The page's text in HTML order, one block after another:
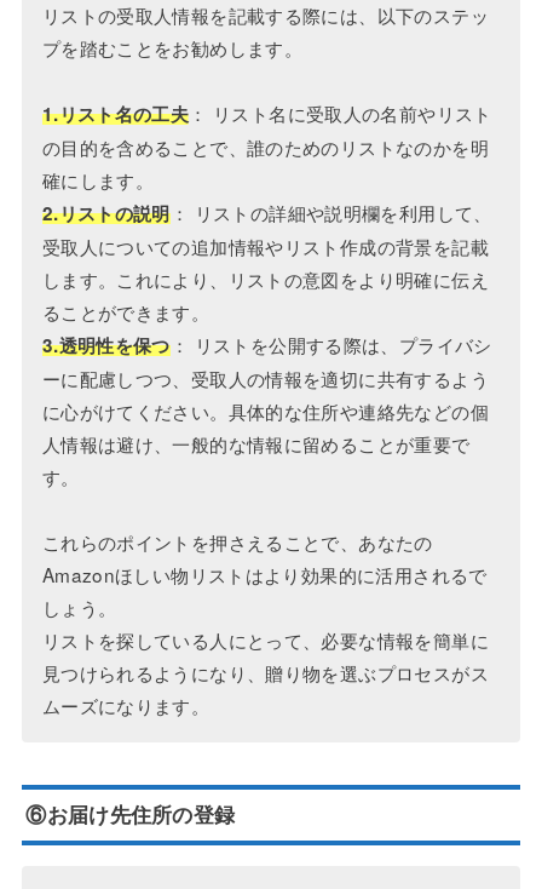
リストの受取人情報を記載する際には、以下のステッ
プを踏むことをお勧めします。
1.リスト名の工夫 ： リスト名に受取人の名前やリスト
の目的を含めることで、誰のためのリストなのかを明
確にします。
2.リストの説明： リストの詳細や説明欄を利用して、
受取人についての追加情報やリスト作成の背景を記載
します。これにより、リストの意図をより明確に伝え
ることができます。
3.透明性を保つ： リストを公開する際は、プライバシ
ーに配慮しつつ、受取人の情報を適切に共有するよう
に心がけてください。具体的な住所や連絡先などの個
人情報は避け、一般的な情報に留めることが重要で
す。
これらのポイントを押さえることで、あなたの
Amazonほしい物リストはより効果的に活用されるで
しょう。
リストを探している人にとって、必要な情報を簡単に
見つけられるようになり、贈り物を選ぶプロセスがス
ムーズになります。
⑥お届け先住所の登録